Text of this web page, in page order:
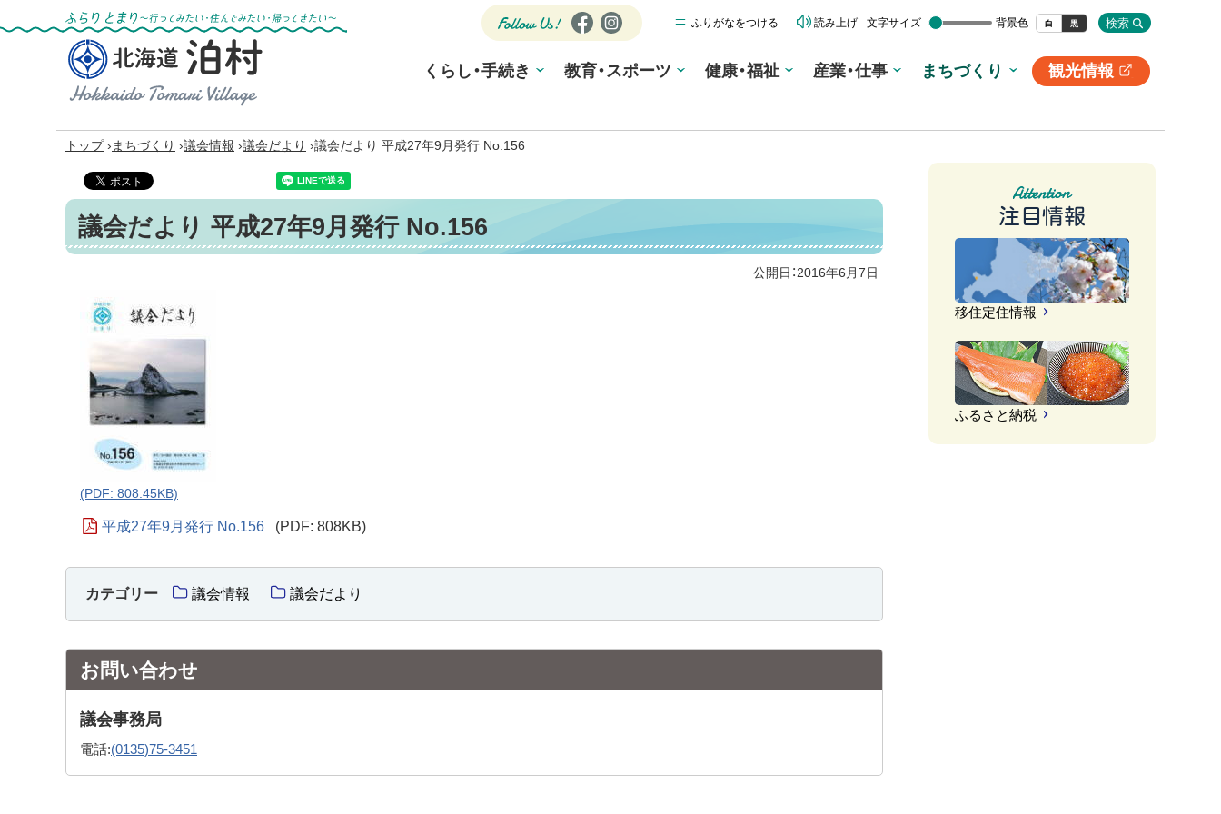
ふらりとまり～行ってみたい・住んでみた
い・帰ってきたい～
Village
公式SNS
Follow
Us!
Fa
bo
ok
Ins
ra
ふりがなをつける 読み上げ 文字サイズ 背景色 白 黒 検索
くらし・手続き 教育・スポーツ 健康・福祉 産業・仕事 まちづくり
観光情報
別
ト
トップ › まちづくり ›議会情報 ›議会だより ›議会だより 平成27年9月発行 No.156
議会だより 平成27年9月発行 No.156
公開日：2016年6月7日
(PDF: 808.45KB)
平成27年9月発行 No.156 (PDF: 808KB)
カテゴリー 議会情報 議会だより
お問い合わせ
議会事務局
電話:(0135)75-3451
注目情報
移住定住情報
ふるさと納税